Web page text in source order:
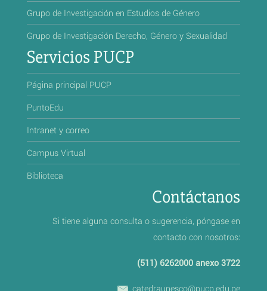
Grupo de Investigación en Estudios de Género
Grupo de Investigación Derecho, Género y Sexualidad
Servicios PUCP
Página principal PUCP
PuntoEdu
Intranet y correo
Campus Virtual
Biblioteca
Contáctanos
Si tiene alguna consulta o sugerencia, póngase en
contacto con nosotros:
(511) 6262000 anexo 3722
catedraunesco@pucp.edu.pe